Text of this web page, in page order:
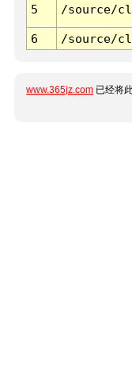
5 /source/
6 /source/
www.365jz.com 已经将